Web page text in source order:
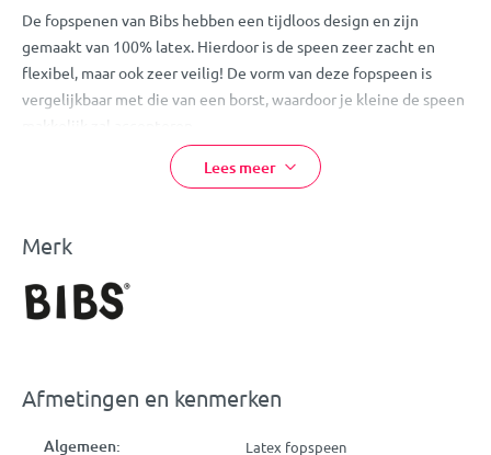
De fopspenen van Bibs hebben een tijdloos design en zijn
gemaakt van 100% latex. Hierdoor is de speen zeer zacht en
flexibel, maar ook zeer veilig! De vorm van deze fopspeen is
vergelijkbaar met die van een borst, waardoor je kleine de speen
Doordat deze speen niet op de huid rondom de mond van je
kleine ligt, zal hij/zij niet gauw last krijgen van huidirritatie.
vervangen.
Eigenschappen:
Bibs Fopspeen
Wordt gemakkelijk geaccepteerd
Lees meer
Merk
Afmetingen en kenmerken
Algemeen: Latex fopspeen